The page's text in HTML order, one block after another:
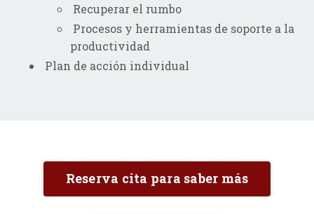
Recuperar el rumbo
Procesos y herramientas de soporte a la
productividad
Plan de acción individual
Reserva cita para saber más